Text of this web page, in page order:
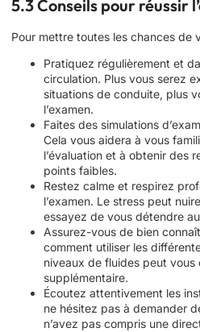
5.3 Conseils pour réussir
Pour mettre toutes les chances de
Pratiquez régulièrement et
circulation. Plus vous serez
situations de conduite, plus
l’examen.
Faites des simulations
Cela vous aidera à vous
l’évaluation et à obtenir des
points faibles.
Restez calme et respirez
l’examen. Le stress peut
essayez de vous détendre
Assurez-vous de bien
comment utiliser les
niveaux de fluides peut vous
supplémentaire.
Écoutez attentivement les
ne hésitez pas à demander
n’avez pas compris une